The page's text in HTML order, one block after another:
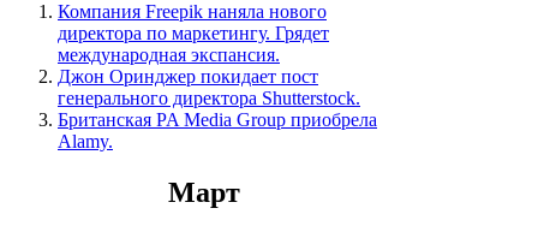
Компания Freepik наняла нового
директора по маркетингу. Грядет
международная экспансия.
Джон Оринджер покидает пост
генерального директора Shutterstock.
Британская PA Media Group приобрела
Alamy.
Март